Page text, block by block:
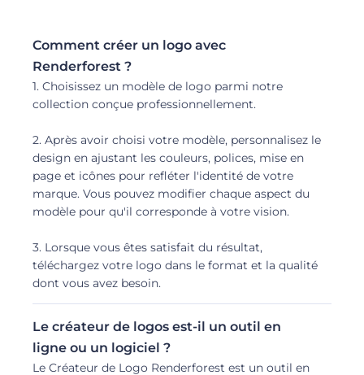
Comment créer un logo avec
Renderforest ?
1. Choisissez un modèle de logo parmi notre
collection conçue professionnellement.
2. Après avoir choisi votre modèle, personnalisez le
design en ajustant les couleurs, polices, mise en
page et icônes pour refléter l'identité de votre
marque. Vous pouvez modifier chaque aspect du
modèle pour qu'il corresponde à votre vision.
3. Lorsque vous êtes satisfait du résultat,
téléchargez votre logo dans le format et la qualité
dont vous avez besoin.
Le créateur de logos est-il un outil en
ligne ou un logiciel ?
Le Créateur de Logo Renderforest est un outil en